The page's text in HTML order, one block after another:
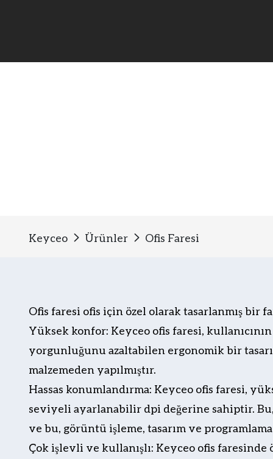
Keyceo Ürünler Ofis Faresi
Ofis faresi ofis için özel olarak tasarlanmış bir
Yüksek konfor: Keyceo ofis faresi,
yorgunluğunu azaltabilen ergonomik bir
malzemeden yapılmıştır.
Hassas konumlandırma: Keyceo ofis faresi,
seviyeli ayarlanabilir dpi değerine sahiptir.
ve bu, görüntü işleme, tasarım ve
Çok işlevli ve kullanışlı: Keyceo ofis